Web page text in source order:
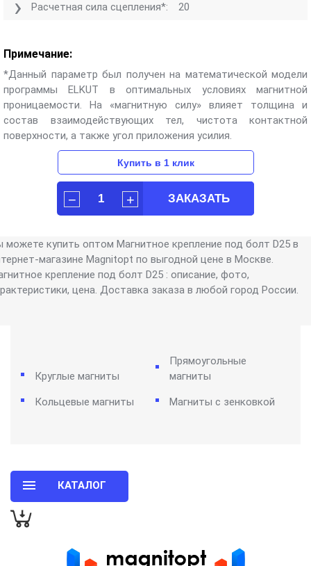
Расчетная сила сцепления*: 20
Примечание:
*Данный параметр был получен на математической модели
программы ELKUT в оптимальных условиях магнитной
проницаемости. На «магнитную силу» влияет толщина и
состав взаимодействующих тел, чистота контактной
поверхности, а также угол приложения усилия.
можете купить оптом Магнитное крепление под болт D25 в
магазине Magnitopt по выгодной цене в Москве.
крепление под болт D25 : описание, фото,
цена. Доставка заказа в любой город России.
Круглые магниты
Прямоугольные
магниты
Кольцевые магниты Магниты с зенковкой
КАТАЛОГ